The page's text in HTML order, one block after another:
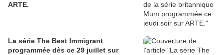
ARTE.
La série The Best Immigrant
programmée dès ce 29 juillet sur